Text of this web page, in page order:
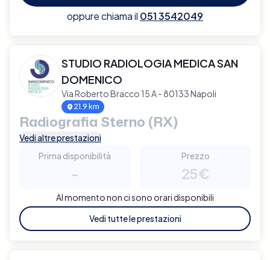
oppure chiama il 051 3542049
STUDIO RADIOLOGIA MEDICA SAN
DOMENICO
Via Roberto Bracco 15 A - 80133 Napoli
21.9 km
Radiografia Sterno (RX)
Vedi altre prestazioni
Prima disponibilità
-
Prezzo
25€
Al momento non ci sono orari disponibili
Vedi tutte le prestazioni